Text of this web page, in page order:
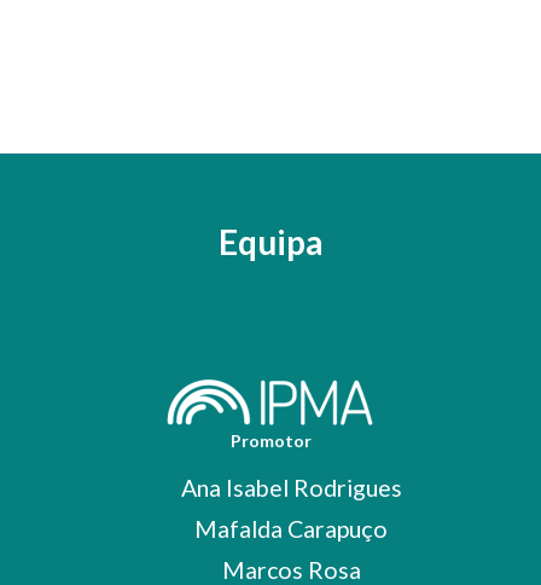
Equipa
Promotor
Ana Isabel Rodrigues
Mafalda Carapuço
Marcos Rosa